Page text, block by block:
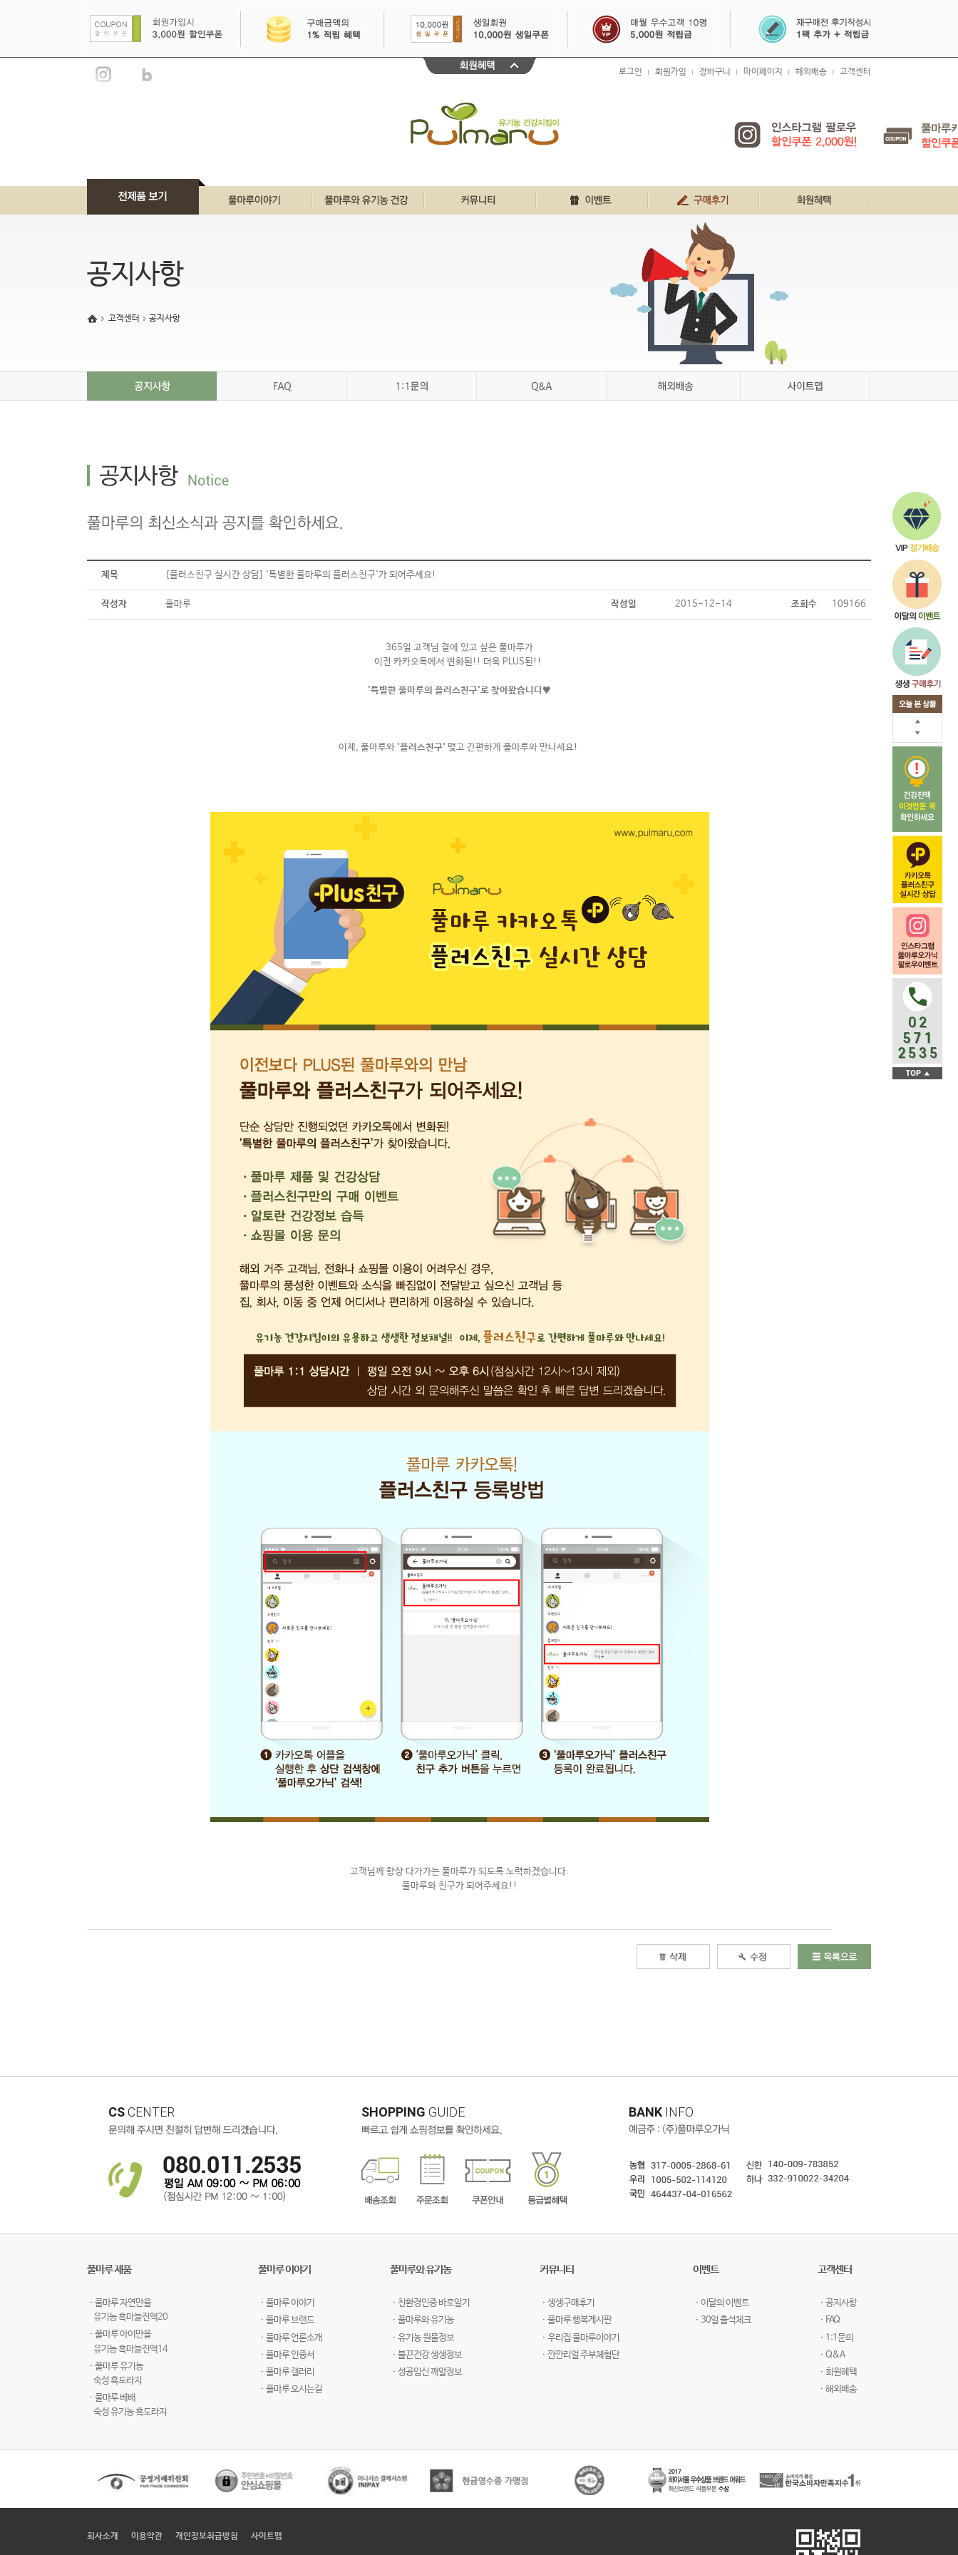
로그인 회원가입 장바구니 마이페이지 해외배송 고객센터
생생 구매 후기
공지사항
고객센터 공지사항
제목 [플러스친구 실시간 상담] '특별한 풀마루의 플러스친구'가 되어주세요!
작성자 풀마루 작성일 2015-12-14 조회수 109166
365일 고객님 곁에 있고 싶은 풀마루가
이전 카카오톡에서 변화된!! 더욱 PLUS된!!
'특별한 풀마루의 플러스친구'로 찾아왔습니다♥
이제, 풀마루와 '플러스친구' 맺고간편하게 풀마루와 만나세요!
고객님께 항상 다가가는 풀마루가 되도록 노력하겠습니다.
풀마루와 친구가 되어주세요!!
CSCENTER SHOPPING GUIDE BANK INFO
풀마루 제품
ㆍ풀마루 자연만을
유기농 흑마늘진액20
ㆍ풀마루 아이만을
유기농 흑마늘진액14
ㆍ풀마루 유기농
숙성 흑도라지
ㆍ풀마루 베배
숙성 유기농 흑도라지
풀마루 이야기
ㆍ풀마루 이야기
ㆍ풀마루 브랜드
ㆍ풀마루 언론소개
ㆍ풀마루 인증서
ㆍ풀마루 갤러리
ㆍ풀마루 오시는길
풀마루와 유기농
ㆍ친환경인증 바로알기
ㆍ풀마루와 유기농
ㆍ유기농 원물정보
ㆍ불끈건강 생생정보
ㆍ성공임신 깨알정보
커뮤니티
ㆍ생생구매후기
ㆍ풀마루 행복게시판
ㆍ우리집 풀마루이야기
ㆍ깐깐리얼 주부체험단
이벤트
ㆍ이달의 이벤트
ㆍ30일 출석체크
고객센터
ㆍ공지사항
ㆍFAQ
ㆍ1:1문의
ㆍQ&A
ㆍ회원혜택
ㆍ해외배송
회사소개 이용약관 개인정보취급방침 사이트맵